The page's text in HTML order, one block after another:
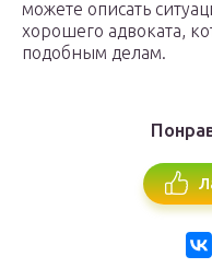
можете описать
хорошего адвоката,
подобным делам.